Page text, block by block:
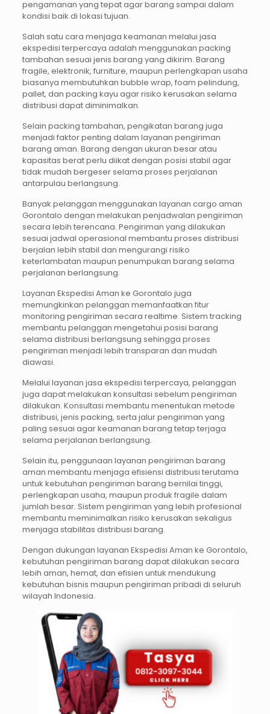
pengamanan yang tepat agar barang sampai dalam
kondisi baik di lokasi tujuan.
Salah satu cara menjaga keamanan melalui jasa
ekspedisi terpercaya adalah menggunakan packing
tambahan sesuai jenis barang yang dikirim. Barang
fragile, elektronik, furniture, maupun perlengkapan usaha
biasanya membutuhkan bubble wrap, foam pelindung,
pallet, dan packing kayu agar risiko kerusakan selama
distribusi dapat diminimalkan.
Selain packing tambahan, pengikatan barang juga
menjadi faktor penting dalam layanan pengiriman
barang aman. Barang dengan ukuran besar atau
kapasitas berat perlu diikat dengan posisi stabil agar
tidak mudah bergeser selama proses perjalanan
antarpulau berlangsung.
Banyak pelanggan menggunakan layanan cargo aman
Gorontalo dengan melakukan penjadwalan pengiriman
secara lebih terencana. Pengiriman yang dilakukan
sesuai jadwal operasional membantu proses distribusi
berjalan lebih stabil dan mengurangi risiko
keterlambatan maupun penumpukan barang selama
perjalanan berlangsung.
Layanan Ekspedisi Aman ke Gorontalo juga
memungkinkan pelanggan memanfaatkan fitur
monitoring pengiriman secara realtime. Sistem tracking
membantu pelanggan mengetahui posisi barang
selama distribusi berlangsung sehingga proses
pengiriman menjadi lebih transparan dan mudah
diawasi.
Melalui layanan jasa ekspedisi terpercaya, pelanggan
juga dapat melakukan konsultasi sebelum pengiriman
dilakukan. Konsultasi membantu menentukan metode
distribusi, jenis packing, serta jalur pengiriman yang
paling sesuai agar keamanan barang tetap terjaga
selama perjalanan berlangsung.
Selain itu, penggunaan layanan pengiriman barang
aman membantu menjaga efisiensi distribusi terutama
untuk kebutuhan pengiriman barang bernilai tinggi,
perlengkapan usaha, maupun produk fragile dalam
jumlah besar. Sistem pengiriman yang lebih profesional
membantu meminimalkan risiko kerusakan sekaligus
menjaga stabilitas distribusi barang.
Dengan dukungan layanan Ekspedisi Aman ke Gorontalo,
kebutuhan pengiriman barang dapat dilakukan secara
lebih aman, hemat, dan efisien untuk mendukung
kebutuhan bisnis maupun pengiriman pribadi di seluruh
wilayah Indonesia.